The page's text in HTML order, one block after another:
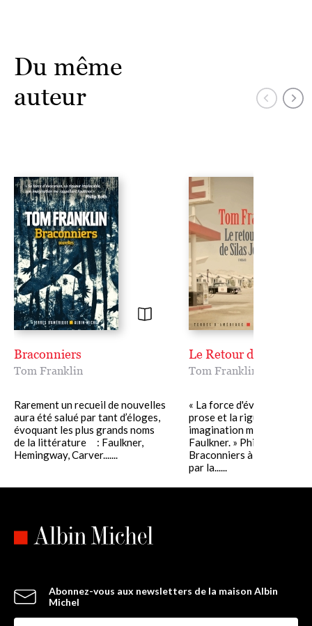
Du même
auteur
Braconniers
Tom Franklin
Rarement un recueil de nouvelles
aura été salué par tant d’éloges,
évoquant les plus grands noms
de la littérature : Faulkner,
Hemingway, Carver.......
Le Retour de Silas
Tom Franklin
« La force d'évocation de
prose et la rigueur de son
imagination me rappelle
Faulkner. » Philip RothDe
Braconniers à Smonk, en
par la......
Abonnez-vous aux newsletters de la maison Albin
Michel